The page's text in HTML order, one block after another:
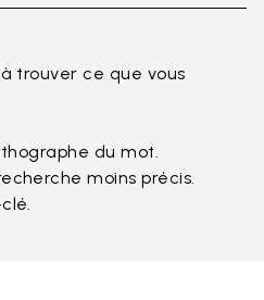
trouver ce que vous
du mot.
moins précis.